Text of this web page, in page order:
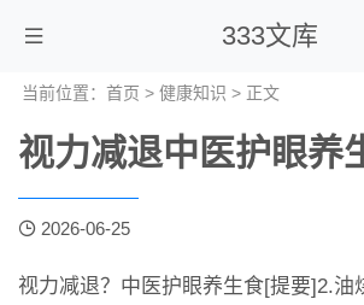
333文库
当前位置： 首页 > 健康知识 > 正文
视力减退中医护眼养
2026-06-25
视力减退？中医护眼养生食[提要]2.油